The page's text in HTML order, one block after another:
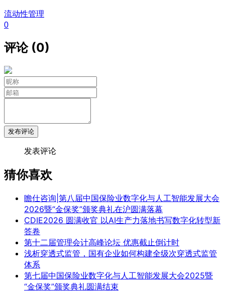
流动性管理
0
评论 (0)
发布评论
发表评论
猜你喜欢
瞻仕咨询|第八届中国保险业数字化与人工智能发展大会
2026暨“金保奖”颁奖典礼在沪圆满落幕
CDIE2026 圆满收官 以AI生产力落地书写数字化转型新
答卷
第十二届管理会计高峰论坛 优惠截止倒计时
浅析穿透式监管，国有企业如何构建全级次穿透式监管
体系
第七届中国保险业数字化与人工智能发展大会2025暨
“金保奖”颁奖典礼圆满结束